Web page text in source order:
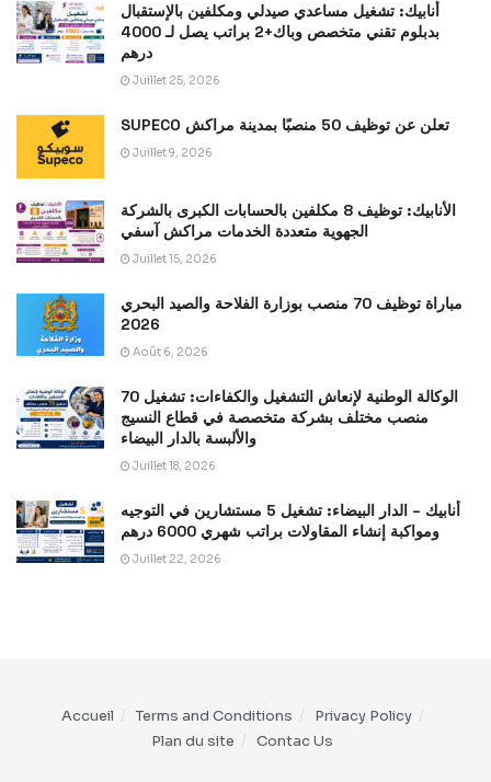
أنابيك: تشغيل مساعدي صيدلي ومكلفين بالإستقبال
بدبلوم تقني متخصص وباك+2 براتب يصل لـ 4000
درهم
Juillet 25, 2026
SUPECO تعلن عن توظيف 50 منصبًا بمدينة مراكش
Juillet 9, 2026
الأنابيك: توظيف 8 مكلفين بالحسابات الكبرى بالشركة
الجهوية متعددة الخدمات مراكش آسفي
Juillet 15, 2026
مباراة توظيف 70 منصب بوزارة الفلاحة والصيد البحري
2026
Août 6, 2026
الوكالة الوطنية لإنعاش التشغيل والكفاءات: تشغيل 70
منصب مختلف بشركة متخصصة في قطاع النسيج
والألبسة بالدار البيضاء
Juillet 18, 2026
أنابيك – الدار البيضاء: تشغيل 5 مستشارين في التوجيه
ومواكبة إنشاء المقاولات براتب شهري 6000 درهم
Juillet 22, 2026
Accueil Terms and Conditions
Privacy Policy
Plan du site
Contac Us